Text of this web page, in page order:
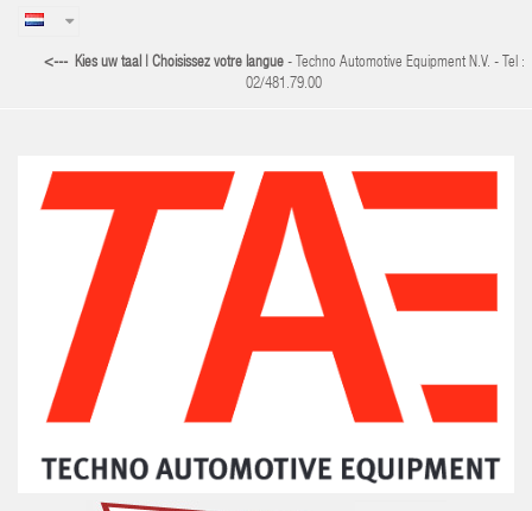
<--- Kies uw taal | Choisissez votre langue- Techno Automotive Equipment N.V. - Tel :
02/481.79.00